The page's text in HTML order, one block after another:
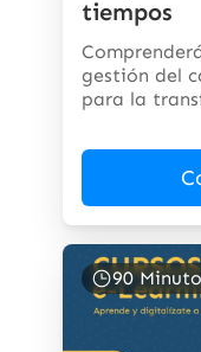
tiempos
gestión del
para la
90